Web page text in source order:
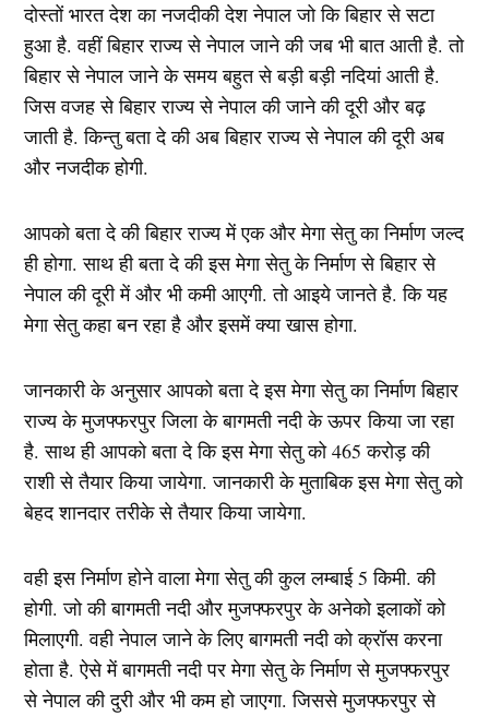
दोस्तों भारत देश का नजदीकी देश नेपाल जो कि बिहार से सटा
हुआ है. वहीं बिहार राज्य से नेपाल जाने की जब भी बात आती है. तो
बिहार से नेपाल जाने के समय बहुत से बड़ी बड़ी नदियां आती है.
जिस वजह से बिहार राज्य से नेपाल की जाने की दूरी और बढ़
जाती है. किन्तु बता दे की अब बिहार राज्य से नेपाल की दूरी अब
और नजदीक होगी.
आपको बता दे की बिहार राज्य में एक और मेगा सेतु का निर्माण जल्द
ही होगा. साथ ही बता दे की इस मेगा सेतु के निर्माण से बिहार से
नेपाल की दूरी में और भी कमी आएगी. तो आइये जानते है. कि यह
मेगा सेतु कहा बन रहा है और इसमें क्या खास होगा.
जानकारी के अनुसार आपको बता दे इस मेगा सेतु का निर्माण बिहार
राज्य के मुजफ्फरपुर जिला के बागमती नदी के ऊपर किया जा रहा
है. साथ ही आपको बता दे कि इस मेगा सेतु को 465 करोड़ की
राशी से तैयार किया जायेगा. जानकारी के मुताबिक इस मेगा सेतु को
बेहद शानदार तरीके से तैयार किया जायेगा.
वही इस निर्माण होने वाला मेगा सेतु की कुल लम्बाई 5 किमी. की
होगी. जो की बागमती नदी और मुजफ्फरपुर के अनेको इलाकों को
मिलाएगी. वही नेपाल जाने के लिए बागमती नदी को क्रॉस करना
होता है. ऐसे में बागमती नदी पर मेगा सेतु के निर्माण से मुजफ्फरपुर
से नेपाल की दुरी और भी कम हो जाएगा. जिससे मुजफ्फरपुर से